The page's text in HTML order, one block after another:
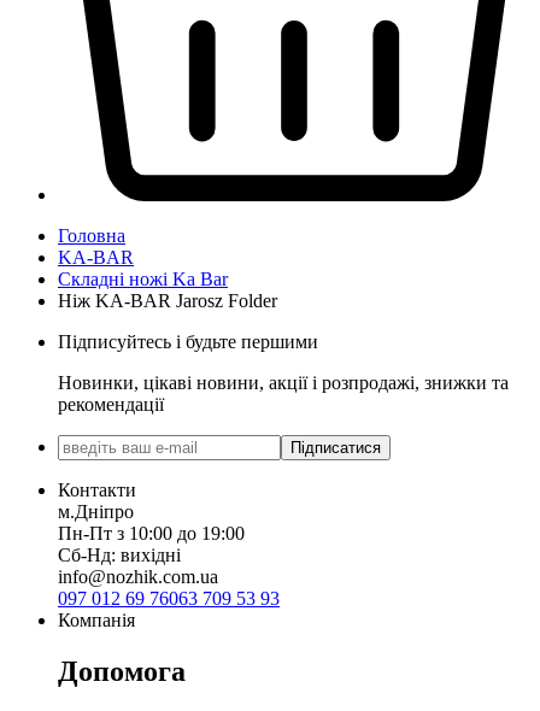
Головна
KA-BAR
Складні ножі Ka Bar
Ніж KA-BAR Jarosz Folder
Підписуйтесь і будьте першими
Новинки, цікаві новини, акції і розпродажі, знижки та
рекомендації
Підписатися
Контакти
м.Дніпро
Пн-Пт з 10:00 до 19:00
Сб-Нд: вихідні
info@nozhik.com.ua
097 012 69 76063 709 53 93
Компанія
Допомога